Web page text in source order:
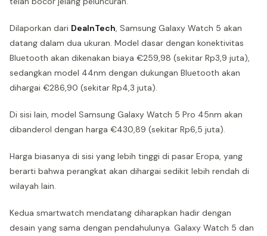
Dilaporkan dari DealnTech, Samsung Galaxy Watch 5 akan
datang dalam dua ukuran. Model dasar dengan konektivitas
Bluetooth akan dikenakan biaya €259,98 (sekitar Rp3,9 juta),
sedangkan model 44nm dengan dukungan Bluetooth akan
dihargai €286,90 (sekitar Rp4,3 juta).
Di sisi lain, model Samsung Galaxy Watch 5 Pro 45nm akan
dibanderol dengan harga €430,89 (sekitar Rp6,5 juta).
Harga biasanya di sisi yang lebih tinggi di pasar Eropa, yang
berarti bahwa perangkat akan dihargai sedikit lebih rendah di
wilayah lain.
Kedua smartwatch mendatang diharapkan hadir dengan
desain yang sama dengan pendahulunya. Galaxy Watch 5 dan